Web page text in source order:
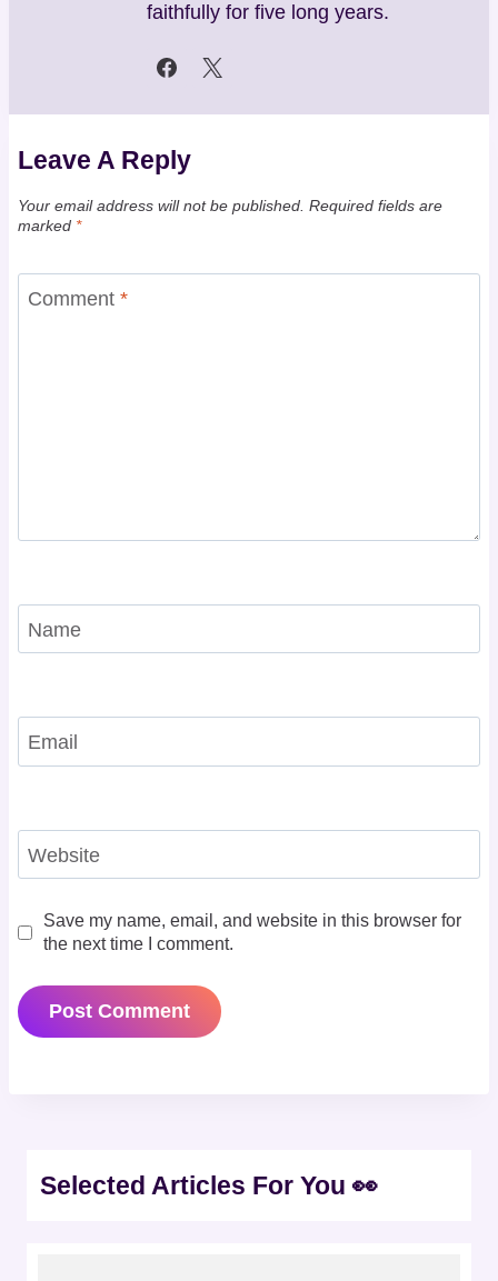
faithfully for five long years.
Leave A Reply
Your email address will not be published. Required fields are
marked *
Comment *
Name
Email
Website
Save my name, email, and website in this browser for
the next time I comment.
Selected Articles For You 👀